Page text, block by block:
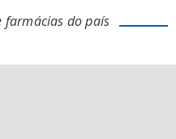
farmácias do país